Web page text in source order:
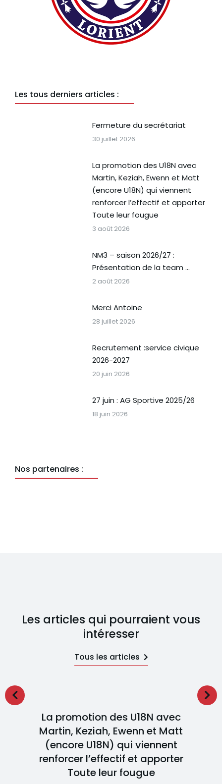
Les tous derniers articles :
Fermeture du secrétariat
30 juillet 2026
La promotion des U18N avec
Martin, Keziah, Ewenn et Matt
(encore U18N) qui viennent
renforcer l’effectif et apporter
Toute leur fougue
3 août 2026
NM3 – saison 2026/27 :
Présentation de la team …
2 août 2026
Merci Antoine
28 juillet 2026
Recrutement :service civique
2026-2027
20 juin 2026
27 juin : AG Sportive 2025/26
18 juin 2026
Nos partenaires :
Les articles qui pourraient vous
intéresser
Tous les articles
La promotion des U18N avec
Martin, Keziah, Ewenn et Matt
(encore U18N) qui viennent
renforcer l’effectif et apporter
Toute leur fougue